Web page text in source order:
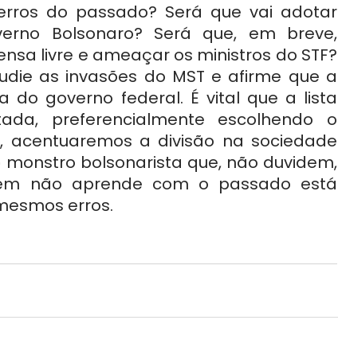
do passado? Será que vai adotar
Bolsonaro? Será que, em breve,
livre e ameaçar os ministros do STF?
as invasões do MST e afirme que a
do governo federal. É vital que a lista
preferencialmente escolhendo o
acentuaremos a divisão na sociedade
bolsonarista que, não duvidem,
não aprende com o passado está
erros.